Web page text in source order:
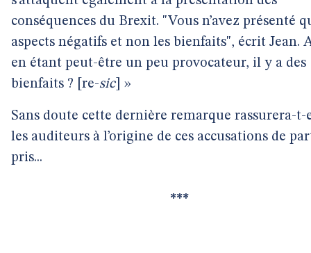
conséquences du Brexit. "Vous n’avez présenté
aspects négatifs et non les bienfaits", écrit Jean.
en étant peut-être un peu provocateur, il y a des
bienfaits ? [re-sic] »
Sans doute cette dernière remarque rassurera-t-
les auditeurs à l’origine de ces accusations de
pris...
***